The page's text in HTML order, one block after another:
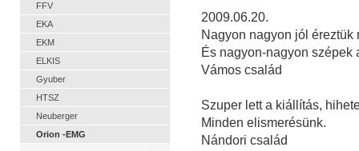
FFV
EKA
EKM
ELKIS
Gyuber
HTSZ
Neuberger
Orion -EMG
2009.06.20.
Nagyon nagyon jól éreztük
És nagyon-nagyon szépek
Vámos család
Szuper lett a kiállítás,
Minden elismerésünk.
Nándori család